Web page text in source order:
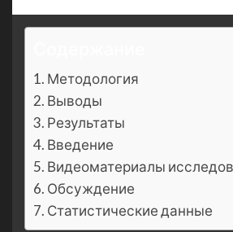
Методология
Выводы
Результаты
Введение
Видеоматериалы
Обсуждение
Статистические данные